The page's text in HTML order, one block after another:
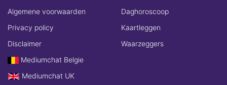
Algemene voorwaarden
Privacy policy
Disclaimer
Mediumchat Belgie
Mediumchat UK
Daghoroscoop
Kaartleggen
Waarzeggers